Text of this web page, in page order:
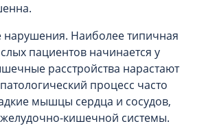
Наиболее типичная
пациентов начинается у
расстройства нарастают
процесс часто
мышцы сердца и сосудов,
кишечной системы.